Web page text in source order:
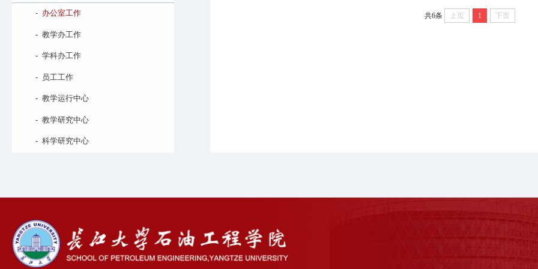
- 办公室工作
- 教学办工作
- 学科办工作
- 员工工作
- 教学运行中心
- 教学研究中心
- 科学研究中心
共6条 上页 1 下页